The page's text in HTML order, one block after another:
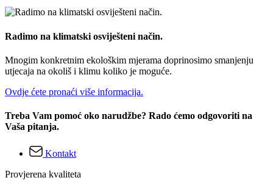
Radimo na klimatski osviješteni način.
Mnogim konkretnim ekološkim mjerama doprinosimo smanjenju
utjecaja na okoliš i klimu koliko je moguće.
Ovdje ćete pronaći više informacija.
Treba Vam pomoć oko narudžbe? Rado ćemo odgovoriti na
Vaša pitanja.
Kontakt
Provjerena kvaliteta